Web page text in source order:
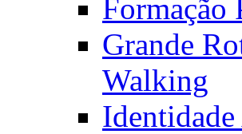
Formação
Grande
Walking